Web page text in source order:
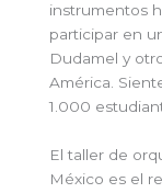
instrumentos
participar en
Dudamel y
América.
1.000
El taller de
México es el